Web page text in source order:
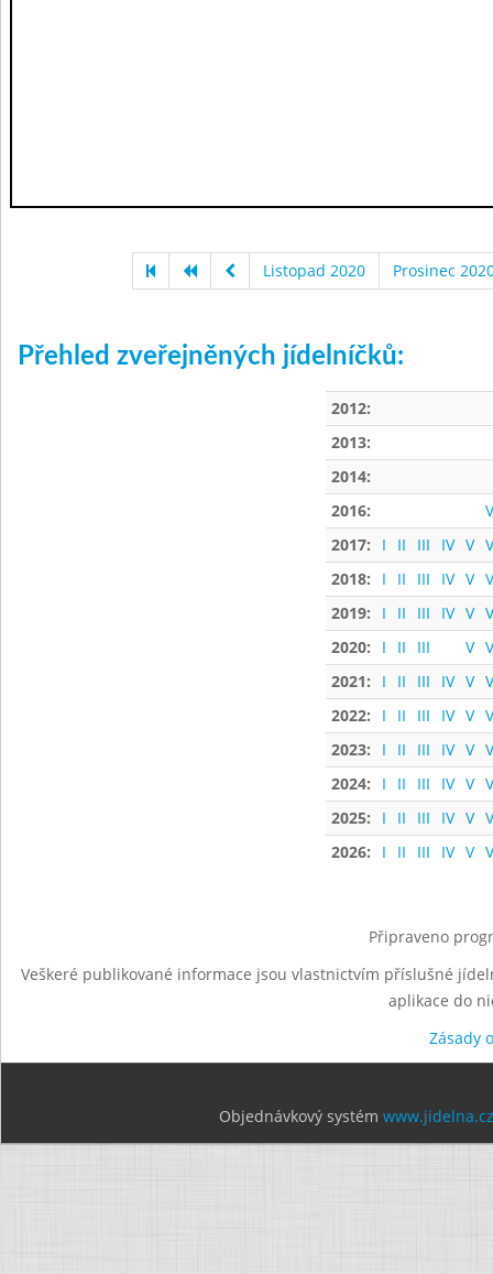
Listopad 2020 Prosinec
Přehled zveřejněných jídelníčků:
2012:
2013:
2014:
2016:
2017:
I II III IV V
2018:
I II III IV V
2019:
I II III IV V
2020:
I II III V
2021:
I II III IV V
2022:
I II III IV V
2023:
I II III IV V
2024:
I II III IV V
2025:
I II III IV V
2026:
I II III IV V
Připraveno
Veškeré publikované informace jsou vlastnictvím příslušné
aplikace do
Zásady
Objednávkový systém www.jidelna.cz